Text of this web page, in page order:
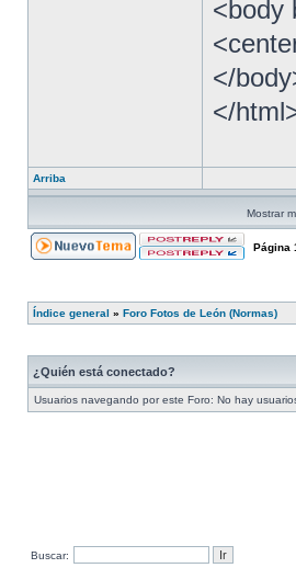
<body
</
</
Arriba
Mostrar
Página
Índice general » Foro Fotos de León (Normas)
¿Quién está conectado?
Usuarios navegando por este Foro: No hay
Buscar: